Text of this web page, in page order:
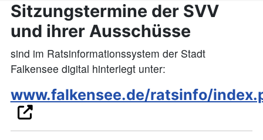
Sitzungstermine der SVV
und ihrer Ausschüsse
sind im Ratsinformationssystem der Stadt
Falkensee digital hinterlegt unter:
www.falkensee.de/ratsinfo/